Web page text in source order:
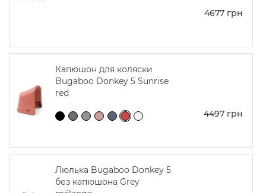
4677 грн
Капюшон для коляски
Bugaboo Donkey 5 Sunrise
red
4497 грн
Люлька Bugaboo Donkey 5
без капюшона Grey